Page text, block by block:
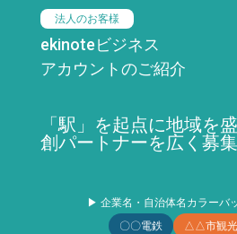
法人のお客様
ekinoteビジネス
アカウントのご紹介
「駅」を起点に地域を
創パートナーを広く募
▶ 企業名・自治体名カラーバ
〇〇電鉄
△△市観光